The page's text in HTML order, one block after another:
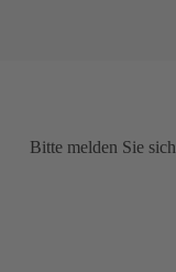
Bitte melden Sie